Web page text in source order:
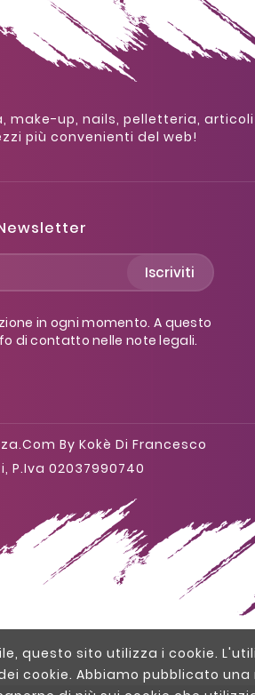
questo sito utilizza i cookie.
cookie. Abbiamo pubblicato una
up, nails, pelletteria,
più convenienti del web!
Iscriviti
in ogni momento. A questo
di contatto nelle note legali.
By Kokè Di Francesco
P.iva 02037990740